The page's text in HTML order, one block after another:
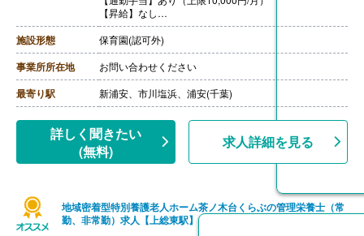
【昇給】なし
【退職金】なし
施設形態 保育園(認可外)
事業所所在地 お問い合わせください
最寄り駅 新浦安、市川塩浜、浦安(千葉)
詳しく聞きたい
(無料)
求人詳細を見る
地域密着型特別養護老人ホーム茶ノ木台くらぶの管理栄養士（常
勤、非常勤）求人【上総東駅】